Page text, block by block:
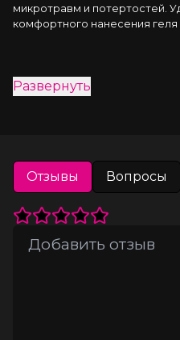
микротравм и потертостей.
комфортного нанесения геля
Развернуть
Отзывы Вопросы